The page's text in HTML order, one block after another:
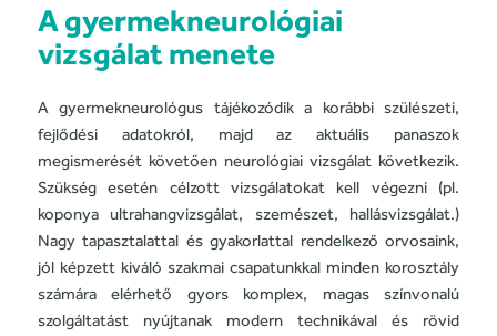
A gyermekneurológiai
vizsgálat menete
A gyermekneurológus tájékozódik a korábbi szülészeti,
fejlődési adatokról, majd az aktuális panaszok
megismerését követően neurológiai vizsgálat következik.
Szükség esetén célzott vizsgálatokat kell végezni (pl.
koponya ultrahangvizsgálat, szemészet, hallásvizsgálat.)
Nagy tapasztalattal és gyakorlattal rendelkező orvosaink,
jól képzett kiváló szakmai csapatunkkal minden korosztály
számára elérhető gyors komplex, magas színvonalú
szolgáltatást nyújtanak modern technikával és rövid